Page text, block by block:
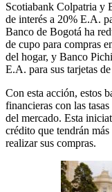
Scotiabank Colpatria y
de interés a 20% E.A.
Banco de Bogotá ha
de cupo para compras
del hogar, y Banco
E.A. para sus tarjetas
Con esta acción, estos
financieras con las
del mercado. Esta
crédito que tendrán
realizar sus compras.